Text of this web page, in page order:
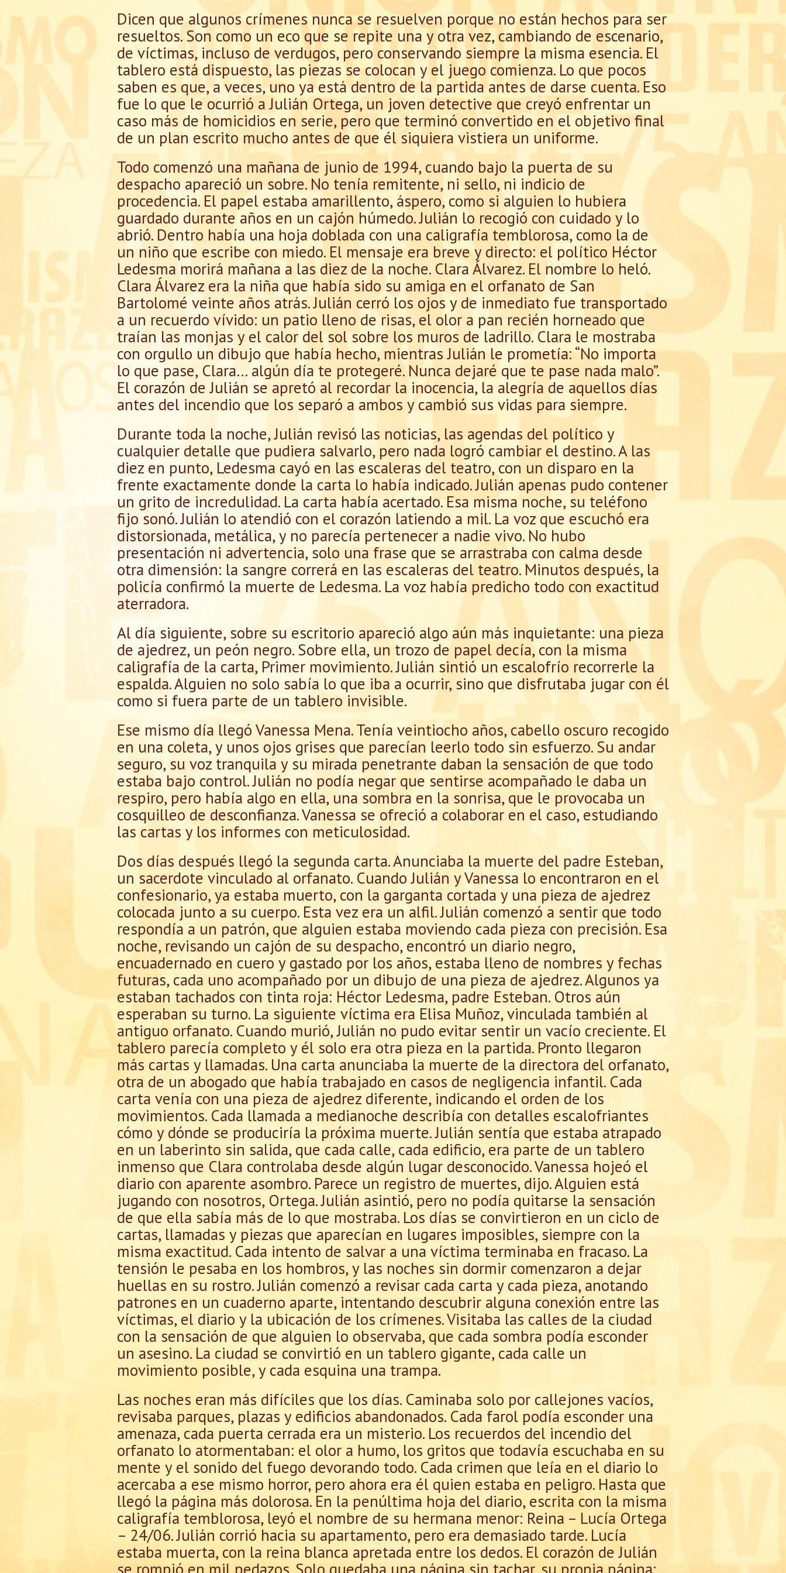
Dicen que algunos crímenes nunca se resuelven porque no están hechos para ser
resueltos. Son como un eco que se repite una y otra vez, cambiando de escenario,
de víctimas, incluso de verdugos, pero conservando siempre la misma esencia. El
tablero está dispuesto, las piezas se colocan y el juego comienza. Lo que pocos
saben es que, a veces, uno ya está dentro de la partida antes de darse cuenta. Eso
fue lo que le ocurrió a Julián Ortega, un joven detective que creyó enfrentar un
caso más de homicidios en serie, pero que terminó convertido en el objetivo final
de un plan escrito mucho antes de que él siquiera vistiera un uniforme.
Todo comenzó una mañana de junio de 1994, cuando bajo la puerta de su
despacho apareció un sobre. No tenía remitente, ni sello, ni indicio de
procedencia. El papel estaba amarillento, áspero, como si alguien lo hubiera
guardado durante años en un cajón húmedo. Julián lo recogió con cuidado y lo
abrió. Dentro había una hoja doblada con una caligrafía temblorosa, como la de
un niño que escribe con miedo. El mensaje era breve y directo: el político Héctor
Ledesma morirá mañana a las diez de la noche. Clara Álvarez. El nombre lo heló.
Clara Álvarez era la niña que había sido su amiga en el orfanato de San
Bartolomé veinte años atrás. Julián cerró los ojos y de inmediato fue transportado
a un recuerdo vívido: un patio lleno de risas, el olor a pan recién horneado que
traían las monjas y el calor del sol sobre los muros de ladrillo. Clara le mostraba
con orgullo un dibujo que había hecho, mientras Julián le prometía: “No importa
lo que pase, Clara… algún día te protegeré. Nunca dejaré que te pase nada malo”.
El corazón de Julián se apretó al recordar la inocencia, la alegría de aquellos días
antes del incendio que los separó a ambos y cambió sus vidas para siempre.
Durante toda la noche, Julián revisó las noticias, las agendas del político y
cualquier detalle que pudiera salvarlo, pero nada logró cambiar el destino. A las
diez en punto, Ledesma cayó en las escaleras del teatro, con un disparo en la
frente exactamente donde la carta lo había indicado. Julián apenas pudo contener
un grito de incredulidad. La carta había acertado. Esa misma noche, su teléfono
fijo sonó. Julián lo atendió con el corazón latiendo a mil. La voz que escuchó era
distorsionada, metálica, y no parecía pertenecer a nadie vivo. No hubo
presentación ni advertencia, solo una frase que se arrastraba con calma desde
otra dimensión: la sangre correrá en las escaleras del teatro. Minutos después, la
policía confirmó la muerte de Ledesma. La voz había predicho todo con exactitud
aterradora.
Al día siguiente, sobre su escritorio apareció algo aún más inquietante: una pieza
de ajedrez, un peón negro. Sobre ella, un trozo de papel decía, con la misma
caligrafía de la carta, Primer movimiento. Julián sintió un escalofrío recorrerle la
espalda. Alguien no solo sabía lo que iba a ocurrir, sino que disfrutaba jugar con él
como si fuera parte de un tablero invisible.
Ese mismo día llegó Vanessa Mena. Tenía veintiocho años, cabello oscuro recogido
en una coleta, y unos ojos grises que parecían leerlo todo sin esfuerzo. Su andar
seguro, su voz tranquila y su mirada penetrante daban la sensación de que todo
estaba bajo control. Julián no podía negar que sentirse acompañado le daba un
respiro, pero había algo en ella, una sombra en la sonrisa, que le provocaba un
cosquilleo de desconfianza. Vanessa se ofreció a colaborar en el caso, estudiando
las cartas y los informes con meticulosidad.
Dos días después llegó la segunda carta. Anunciaba la muerte del padre Esteban,
un sacerdote vinculado al orfanato. Cuando Julián y Vanessa lo encontraron en el
confesionario, ya estaba muerto, con la garganta cortada y una pieza de ajedrez
colocada junto a su cuerpo. Esta vez era un alfil. Julián comenzó a sentir que todo
respondía a un patrón, que alguien estaba moviendo cada pieza con precisión. Esa
noche, revisando un cajón de su despacho, encontró un diario negro,
encuadernado en cuero y gastado por los años, estaba lleno de nombres y fechas
futuras, cada uno acompañado por un dibujo de una pieza de ajedrez. Algunos ya
estaban tachados con tinta roja: Héctor Ledesma, padre Esteban. Otros aún
esperaban su turno. La siguiente víctima era Elisa Muñoz, vinculada también al
antiguo orfanato. Cuando murió, Julián no pudo evitar sentir un vacío creciente. El
tablero parecía completo y él solo era otra pieza en la partida. Pronto llegaron
más cartas y llamadas. Una carta anunciaba la muerte de la directora del orfanato,
otra de un abogado que había trabajado en casos de negligencia infantil. Cada
carta venía con una pieza de ajedrez diferente, indicando el orden de los
movimientos. Cada llamada a medianoche describía con detalles escalofriantes
cómo y dónde se produciría la próxima muerte. Julián sentía que estaba atrapado
en un laberinto sin salida, que cada calle, cada edificio, era parte de un tablero
inmenso que Clara controlaba desde algún lugar desconocido. Vanessa hojeó el
diario con aparente asombro. Parece un registro de muertes, dijo. Alguien está
jugando con nosotros, Ortega. Julián asintió, pero no podía quitarse la sensación
de que ella sabía más de lo que mostraba. Los días se convirtieron en un ciclo de
cartas, llamadas y piezas que aparecían en lugares imposibles, siempre con la
misma exactitud. Cada intento de salvar a una víctima terminaba en fracaso. La
tensión le pesaba en los hombros, y las noches sin dormir comenzaron a dejar
huellas en su rostro. Julián comenzó a revisar cada carta y cada pieza, anotando
patrones en un cuaderno aparte, intentando descubrir alguna conexión entre las
víctimas, el diario y la ubicación de los crímenes. Visitaba las calles de la ciudad
con la sensación de que alguien lo observaba, que cada sombra podía esconder
un asesino. La ciudad se convirtió en un tablero gigante, cada calle un
movimiento posible, y cada esquina una trampa.
Las noches eran más difíciles que los días. Caminaba solo por callejones vacíos,
revisaba parques, plazas y edificios abandonados. Cada farol podía esconder una
amenaza, cada puerta cerrada era un misterio. Los recuerdos del incendio del
orfanato lo atormentaban: el olor a humo, los gritos que todavía escuchaba en su
mente y el sonido del fuego devorando todo. Cada crimen que leía en el diario lo
acercaba a ese mismo horror, pero ahora era él quien estaba en peligro. Hasta que
llegó la página más dolorosa. En la penúltima hoja del diario, escrita con la misma
caligrafía temblorosa, leyó el nombre de su hermana menor: Reina – Lucía Ortega
– 24/06. Julián corrió hacia su apartamento, pero era demasiado tarde. Lucía
estaba muerta, con la reina blanca apretada entre los dedos. El corazón de Julián